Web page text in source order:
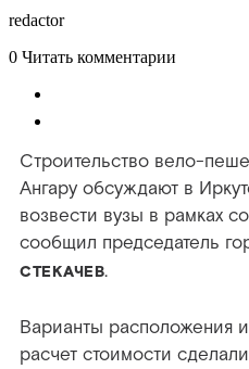
redactor
0 Читать комментарии
Строительство вело-
Ангару обсуждают в
возвести вузы в рамках
сообщил председатель
СТЕКАЧЕВ.
Варианты расположения
расчет стоимости